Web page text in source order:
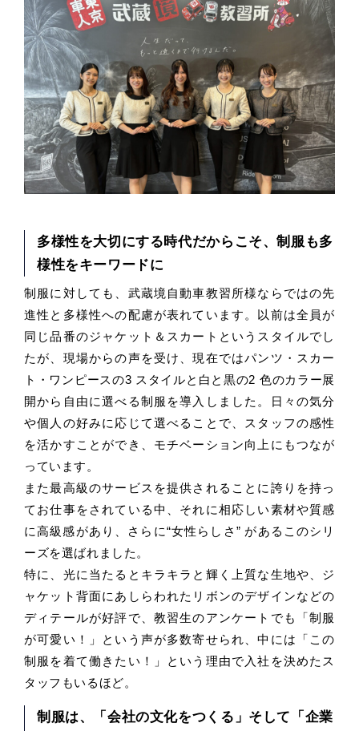
多様性を大切にする時代だからこそ、制服も多
様性をキーワードに
制服に対しても、武蔵境自動車教習所様ならではの先
進性と多様性への配慮が表れています。以前は全員が
同じ品番のジャケット＆スカートというスタイルでし
たが、現場からの声を受け、現在ではパンツ・スカー
ト・ワンピースの3 スタイルと白と黒の2 色のカラー展
開から自由に選べる制服を導入しました。日々の気分
や個人の好みに応じて選べることで、スタッフの感性
を活かすことができ、モチベーション向上にもつなが
っています。
また最高級のサービスを提供されることに誇りを持っ
てお仕事をされている中、それに相応しい素材や質感
に高級感があり、さらに“女性らしさ” があるこのシリ
ーズを選ばれました。
特に、光に当たるとキラキラと輝く上質な生地や、ジ
ャケット背面にあしらわれたリボンのデザインなどの
ディテールが好評で、教習生のアンケートでも「制服
が可愛い！」という声が多数寄せられ、中には「この
制服を着て働きたい！」という理由で入社を決めたス
タッフもいるほど。
制服は、「会社の文化をつくる」そして「企業